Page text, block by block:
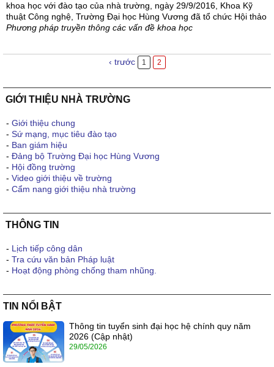
khoa học với đào tạo của nhà trường, ngày 29/9/2016, Khoa Kỹ
thuật Công nghệ, Trường Đại học Hùng Vương đã tổ chức Hội thảo
Phương pháp truyền thông các vấn đề khoa học
‹ trước 1 2
GIỚI THIỆU NHÀ TRƯỜNG
- Giới thiệu chung
- Sứ mạng, mục tiêu đào tạo
- Ban giám hiệu
- Đảng bộ Trường Đại học Hùng Vương
- Hội đồng trường
- Video giới thiệu về trường
- Cẩm nang giới thiệu nhà trường
THÔNG TIN
- Lịch tiếp công dân
- Tra cứu văn bản Pháp luật
- Hoạt động phòng chống tham nhũng.
TIN NỔI BẬT
Thông tin tuyển sinh đại học hệ chính quy năm
2026 (Cập nhật)
29/05/2026